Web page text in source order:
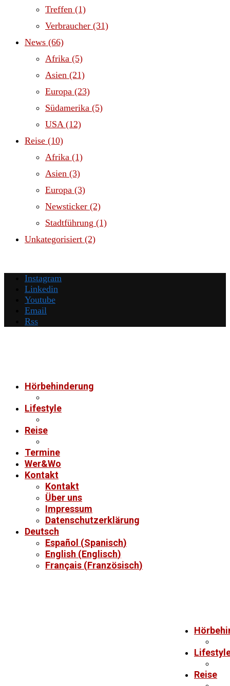
Treffen (1)
Verbraucher (31)
News (66)
Afrika (5)
Asien (21)
Europa (23)
Südamerika (5)
USA (12)
Reise (10)
Afrika (1)
Asien (3)
Europa (3)
Newsticker (2)
Stadtführung (1)
Unkategorisiert (2)
Instagram
Linkedin
Youtube
Email
Rss
Hörbehinderung
Lifestyle
Reise
Termine
Wer&Wo
Kontakt
Kontakt
Über uns
Impressum
Datenschutzerklärung
Deutsch
Español (Spanisch)
English (Englisch)
Français (Französisch)
Reise